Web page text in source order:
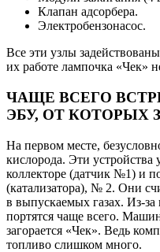
Клапан адсорбера.
Электробензонасос.
Все эти узлы
их работе лампочка «Чек»
ЧАЩЕ ВСЕГО
ЭБУ, ОТ КОТОРЫХ
На первом месте,
кислорода. Эти
коллекторе (датчик №1) и
(катализатора), № 2. Они
в выпускаемых газах. Из-за
портятся чаще всего.
загорается «Чек». Ведь
топливо слишком много.